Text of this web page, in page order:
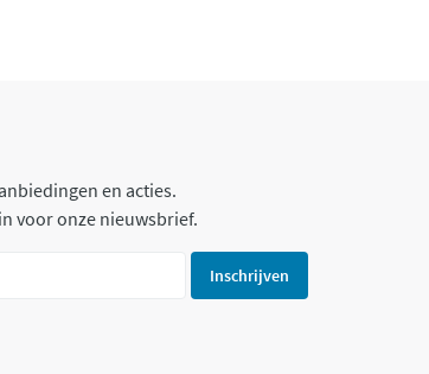
en acties.
voor onze nieuwsbrief.
Inschrijven